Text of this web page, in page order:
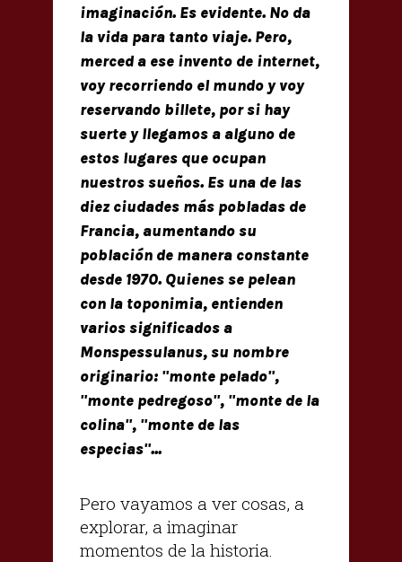
imaginación. Es evidente. No da
la vida para tanto viaje. Pero,
merced a ese invento de internet,
voy recorriendo el mundo y voy
reservando billete, por si hay
suerte y llegamos a alguno de
estos lugares que ocupan
nuestros sueños. Es una de las
diez ciudades más pobladas de
Francia, aumentando su
población de manera constante
desde 1970. Quienes se pelean
con la toponimia, entienden
varios significados a
Monspessulanus, su nombre
originario: "monte pelado",
"monte pedregoso", "monte de la
colina", "monte de las
especias"...
Pero vayamos a ver cosas, a
explorar, a imaginar
momentos de la historia.